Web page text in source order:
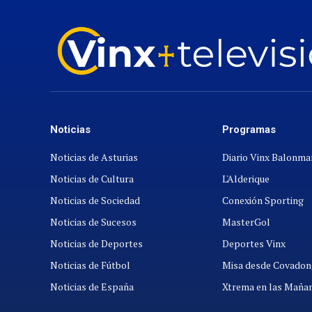
Noticias
Noticias de Asturias
Noticias de Cultura
Noticias de Sociedad
Noticias de Sucesos
Noticias de Deportes
Noticias de Fútbol
Noticias de España
Programas
Diario Vinx
L'Alderique
Conexión Sporting
MasterGol
Deportes Vinx
Misa desde
Xtrema en las